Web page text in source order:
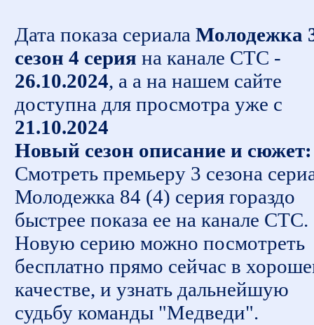
Дата показа сериала Молодежка
сезон 4 серия на канале СТС -
26.10.2024, а а на нашем сайте
доступна для просмотра уже с
21.10.2024
Новый сезон описание и сюжет:
Смотреть премьеру 3 сезона
Молодежка 84 (4) серия гораздо
быстрее показа ее на канале СТС.
Новую серию можно посмотреть
бесплатно прямо сейчас в
качестве, и узнать дальнейшую
судьбу команды "Медведи".